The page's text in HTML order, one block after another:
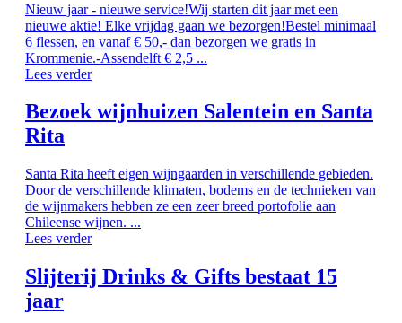
Nieuw jaar - nieuwe service!Wij starten dit jaar met een
nieuwe aktie! Elke vrijdag gaan we bezorgen!Bestel minimaal
6 flessen, en vanaf € 50,- dan bezorgen we gratis in
Krommenie.-Assendelft € 2,5 ...
Lees verder
Bezoek wijnhuizen Salentein en Santa
Rita
Santa Rita heeft eigen wijngaarden in verschillende gebieden.
Door de verschillende klimaten, bodems en de technieken van
de wijnmakers hebben ze een zeer breed portofolie aan
Chileense wijnen. ...
Lees verder
Slijterij Drinks & Gifts bestaat 15
jaar